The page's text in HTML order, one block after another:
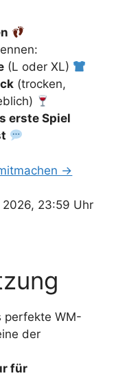
(L oder XL)
(trocken,
erste Spiel
→
2026, 23:59 Uhr
perfekte WM-
der
für